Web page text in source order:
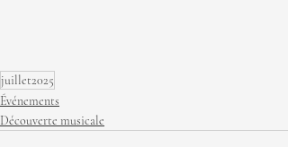
juillet2025
Événements
Découverte musicale